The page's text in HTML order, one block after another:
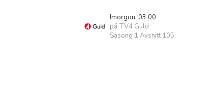
Imorgon, 03:00
på TV4 Guld
Säsong 1 Avsnitt 105